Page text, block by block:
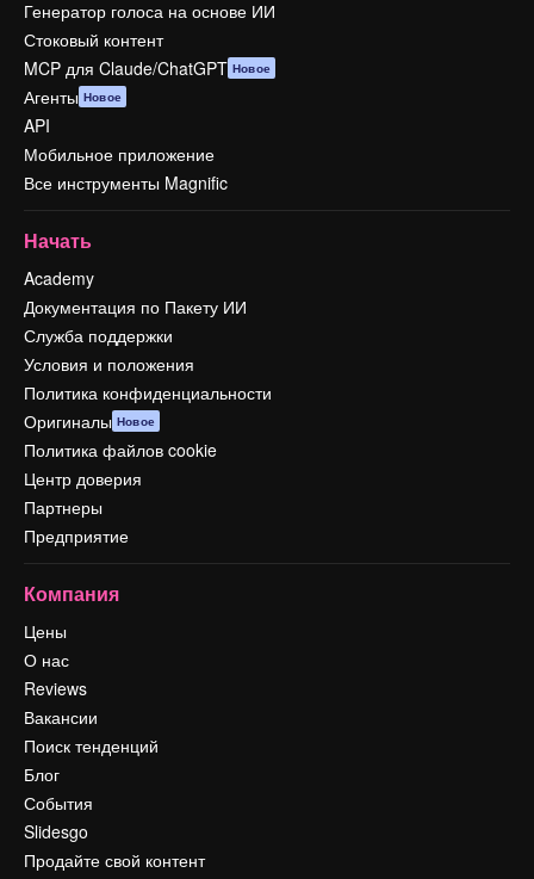
Генератор голоса на основе ИИ
Стоковый контент
MCP для Claude/ChatGPT Новое
Агенты Новое
API
Мобильное приложение
Все инструменты Magnific
Начать
Academy
Документация по Пакету ИИ
Служба поддержки
Условия и положения
Политика конфиденциальности
Оригиналы Новое
Политика файлов cookie
Центр доверия
Партнеры
Предприятие
Компания
Цены
О нас
Reviews
Вакансии
Поиск тенденций
Блог
События
Slidesgo
Продайте свой контент